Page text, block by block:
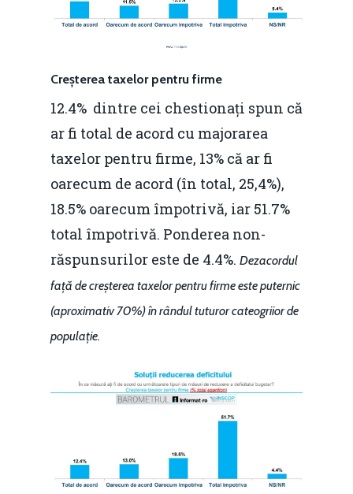
Creșterea taxelor pentru firme
12.4% dintre cei chestionați spun că
ar fi total de acord cu majorarea
taxelor pentru firme, 13% că ar fi
oarecum de acord (în total, 25,4%),
18.5% oarecum împotrivă, iar 51.7%
total împotrivă. Ponderea non-
răspunsurilor este de 4.4%. Dezacordul
față de creșterea taxelor pentru firme este puternic
(aproximativ 70%) în rândul tuturor cateogriior de
populație.